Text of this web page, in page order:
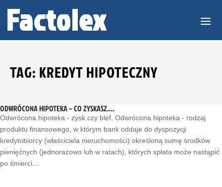
TAG: KREDYT HIPOTECZNY
ODWRÓCONA HIPOTEKA – CO ZYSKASZ….
Odwrócona hipoteka - zysk czy blef. Odwrócona hipoteka - rodzaj
produktu finansowego, w którym bank oddaje do dyspozycji
kredytobiorcy (właściciela nieruchomości) określoną sumę środków
pieniężnych (jednorazowo lub w ratach), których spłata może nastąpić
po śmierci...